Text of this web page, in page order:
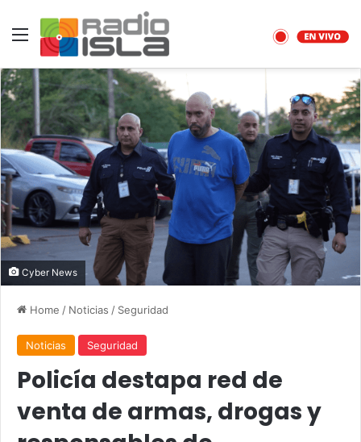
Menu
Cyber News
Home / Noticias / Seguridad
Noticias Seguridad
Policía destapa red de
venta de armas, drogas y